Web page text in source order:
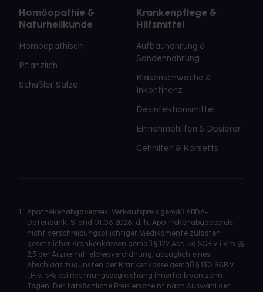
Homöopathie &
Naturheilkunde
Homöopathisch
Pflanzlich
Schüßler Salze
Krankenpflege &
Hilfsmittel
Aufbaunahrung &
Sondennahrung
Blasenschwäche &
Inkontinenz
Desinfektionsmittel
Einnehmehilfen & Dosierer
Gehhilfen & Korsetts
1
Apothekenabgabepreis: Verkaufspreis gemäß ABDA-
Datenbank, Stand 01.08.2026, d. h. Apothekenabgabepreis
nicht verschreibungspflichtiger Medikamente zulasten
gesetzlicher Krankenkassen gemäß § 129 Abs. 5a SGB V i.V.m §§
2,3 der Arzneimittelpreisverordnung, abzüglich eines
Abschlags zugunsten der Krankenkasse gemäß § 130 SGB V
i.H.v. 5% bei Rechnungsbegleichung innerhalb von zehn
Tagen. Der tatsächliche Preis erscheint nach Auswahl der